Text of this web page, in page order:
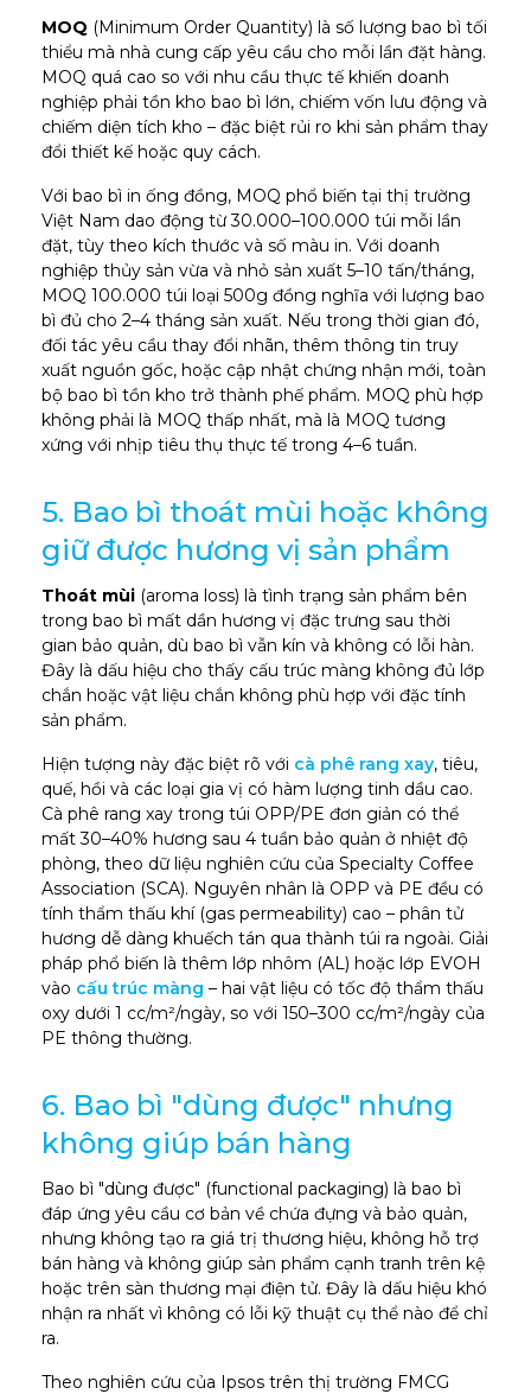
MOQ (Minimum Order Quantity) là số lượng bao bì tối
thiểu mà nhà cung cấp yêu cầu cho mỗi lần đặt hàng.
MOQ quá cao so với nhu cầu thực tế khiến doanh
nghiệp phải tồn kho bao bì lớn, chiếm vốn lưu động và
chiếm diện tích kho – đặc biệt rủi ro khi sản phẩm thay
đổi thiết kế hoặc quy cách.
Với bao bì in ống đồng, MOQ phổ biến tại thị trường
Việt Nam dao động từ 30.000–100.000 túi mỗi lần
đặt, tùy theo kích thước và số màu in. Với doanh
nghiệp thủy sản vừa và nhỏ sản xuất 5–10 tấn/tháng,
MOQ 100.000 túi loại 500g đồng nghĩa với lượng bao
bì đủ cho 2–4 tháng sản xuất. Nếu trong thời gian đó,
đối tác yêu cầu thay đổi nhãn, thêm thông tin truy
xuất nguồn gốc, hoặc cập nhật chứng nhận mới, toàn
bộ bao bì tồn kho trở thành phế phẩm. MOQ phù hợp
không phải là MOQ thấp nhất, mà là MOQ tương
xứng với nhịp tiêu thụ thực tế trong 4–6 tuần.
5. Bao bì thoát mùi hoặc không
giữ được hương vị sản phẩm
Thoát mùi (aroma loss) là tình trạng sản phẩm bên
trong bao bì mất dần hương vị đặc trưng sau thời
gian bảo quản, dù bao bì vẫn kín và không có lỗi hàn.
Đây là dấu hiệu cho thấy cấu trúc màng không đủ lớp
chắn hoặc vật liệu chắn không phù hợp với đặc tính
sản phẩm.
Hiện tượng này đặc biệt rõ với cà phê rang xay, tiêu,
quế, hồi và các loại gia vị có hàm lượng tinh dầu cao.
Cà phê rang xay trong túi OPP/PE đơn giản có thể
mất 30–40% hương sau 4 tuần bảo quản ở nhiệt độ
phòng, theo dữ liệu nghiên cứu của Specialty Coffee
Association (SCA). Nguyên nhân là OPP và PE đều có
tính thẩm thấu khí (gas permeability) cao – phân tử
hương dễ dàng khuếch tán qua thành túi ra ngoài. Giải
pháp phổ biến là thêm lớp nhôm (AL) hoặc lớp EVOH
vào cấu trúc màng – hai vật liệu có tốc độ thẩm thấu
oxy dưới 1 cc/m²/ngày, so với 150–300 cc/m²/ngày của
PE thông thường.
6. Bao bì "dùng được" nhưng
không giúp bán hàng
Bao bì "dùng được" (functional packaging) là bao bì
đáp ứng yêu cầu cơ bản về chứa đựng và bảo quản,
nhưng không tạo ra giá trị thương hiệu, không hỗ trợ
bán hàng và không giúp sản phẩm cạnh tranh trên kệ
hoặc trên sàn thương mại điện tử. Đây là dấu hiệu khó
nhận ra nhất vì không có lỗi kỹ thuật cụ thể nào để chỉ
ra.
Theo nghiên cứu của Ipsos trên thị trường FMCG